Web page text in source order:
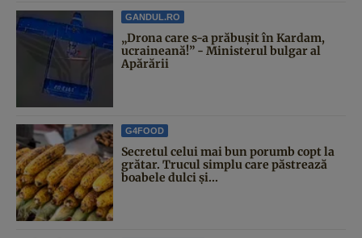
GANDUL.RO
„Drona care s-a prăbușit în Kardam,
ucraineană!” - Ministerul bulgar al
Apărării
G4FOOD
Secretul celui mai bun porumb copt la
grătar. Trucul simplu care păstrează
boabele dulci și...